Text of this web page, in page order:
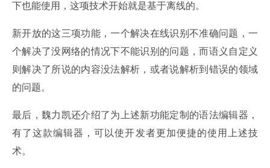
下也能使用，这项技术开始就是基于离线的。
新开放的这三项功能，一个解决在线识别不准确问题，一
个解决了没网络的情况下不能识别的问题，而语义自定义
则解决了所说的内容没法解析，或者说解析到错误的领域
的问题。
最后，魏力凯还介绍了为上述新功能定制的语法编辑器，
有了这款编辑器，可以使开发者更加便捷的使用上述技
术。